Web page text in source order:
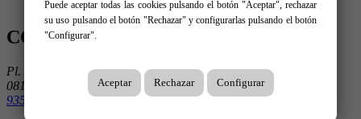
Contacto
CONTÁCTANOS
Pl. Ausiàs March 1, 3º 3ª
08195 Sant Cugat Del Vallès
935 906 675
Puede aceptar todas las cookies pulsando el botón "Aceptar", rechazar
su uso pulsando el botón "Rechazar" y configurarlas pulsando el botón
"Configurar".
Aceptar Rechazar Configurar